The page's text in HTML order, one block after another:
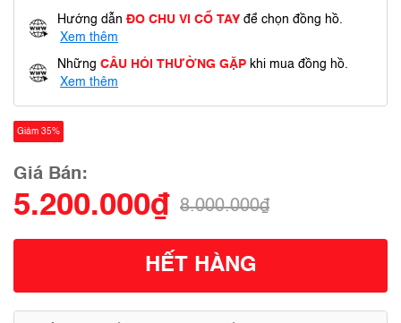
Hướng dẫn ĐO CHU VI CỔ TAY để chọn đồng hồ.
Xem thêm
Những CÂU HỎI THƯỜNG GẶP khi mua đồng hồ.
Xem thêm
Giảm 35%
Giá Bán:
5.200.000₫ 8.000.000₫
HẾT HÀNG